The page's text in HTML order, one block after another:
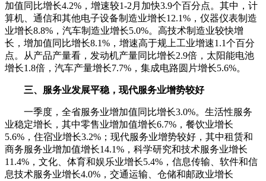
加值同比增长4.2%，增速较1-2月加快3.9个百分点。其中，计
算机、通信和其他电子设备制造业增长12.1%，仪器仪表制造
业增长8.8%，汽车制造业增长5.0%。高技术制造业较快增
长，增加值同比增长8.1%，增速高于规上工业增速1.1个百分
点。从产品产量看，发动机产量同比增长2.9倍，太阳能电池
增长1.8倍，汽车产量增长7.7%，集成电路圆片增长5.6%。
三、服务业发展平稳，现代服务业增势较好
一季度，全省服务业增加值同比增长3.0%。生活性服务
业稳定增长，其中零售业增加值增长6.7%，餐饮业增长
5.6%，住宿业增长3.2%；现代服务业增势较好，其中租赁和
商务服务业增加值增长14.1%，科学研究和技术服务业增长
11.4%，文化、体育和娱乐业增长5.4%，信息传输、软件和信
息技术服务业增长4.0%，交通运输、仓储和邮政业增长